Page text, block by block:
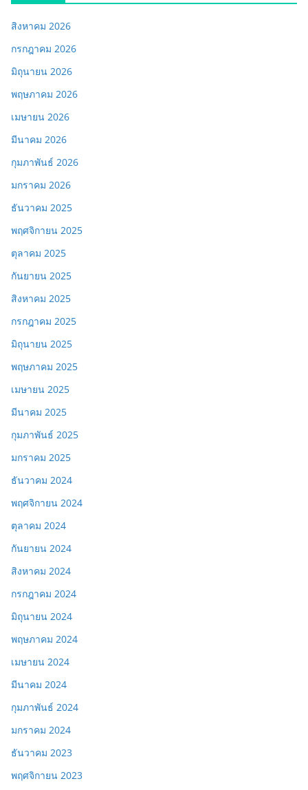
สิงหาคม 2026
กรกฎาคม 2026
มิถุนายน 2026
พฤษภาคม 2026
เมษายน 2026
มีนาคม 2026
กุมภาพันธ์ 2026
มกราคม 2026
ธันวาคม 2025
พฤศจิกายน 2025
ตุลาคม 2025
กันยายน 2025
สิงหาคม 2025
กรกฎาคม 2025
มิถุนายน 2025
พฤษภาคม 2025
เมษายน 2025
มีนาคม 2025
กุมภาพันธ์ 2025
มกราคม 2025
ธันวาคม 2024
พฤศจิกายน 2024
ตุลาคม 2024
กันยายน 2024
สิงหาคม 2024
กรกฎาคม 2024
มิถุนายน 2024
พฤษภาคม 2024
เมษายน 2024
มีนาคม 2024
กุมภาพันธ์ 2024
มกราคม 2024
ธันวาคม 2023
พฤศจิกายน 2023